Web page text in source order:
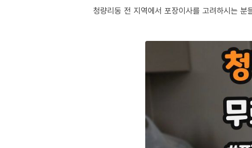
청량리동 전 지역에서 포장이사를 고려하시는